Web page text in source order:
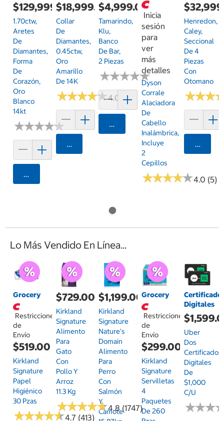
$129,999.00
1.70ctw,
Aretes
De
Diamantes,
Forma
De
Corazón,
Oro
Blanco
14kt
★★★★★
★★★★★
Agregar
$18,999.00
Collar
De
Diamantes,
0.45ctw,
Oro
Amarillo
De 14K
★★★★★
★★★★★4.0 (1)
Agregar
$4,999.00
Tamarindo,
Klu,
Banco
De Bar,
2 Piezas
★★★★★
★★★★★
Agregar
Inicia
sesión
para
ver
más
detalles
Dyson
Corrale
Alaciadora
De
Cabello
Inalámbrica,
Incluye
2
Cepillos
★★★★★
★★★★★4.0 (5)
Henredon,
Caley,
Seccional
De 4
Piezas
Con
Otomano
★★★
★★★
Lo Más Vendido En Línea...
Grocery
Restricciones
de
Envío
$519.00
Kirkland
Signature
Papel
Higiénico
30 Pzas
★★★★★
★★★★★4.7 (413)
$729.00
Kirkland
Signature
Alimento
Para
Gato
Con
Pollo Y
Arroz
11.3 Kg
★★★★★
★★★★★4.8 (1747)
$1,199.00
Kirkland
Signature
Nature's
Domain
Alimento
Para
Perro
Con
Salmón
Y
Camote
Grocery
Restricciones
de
Envío
$299.00
Kirkland
Signature
Servilletas
4
Paquetes
De 260
Digitales
Uber
Dos
Certificados
Digitales
De
$1,000
C/u
★★★
★★★